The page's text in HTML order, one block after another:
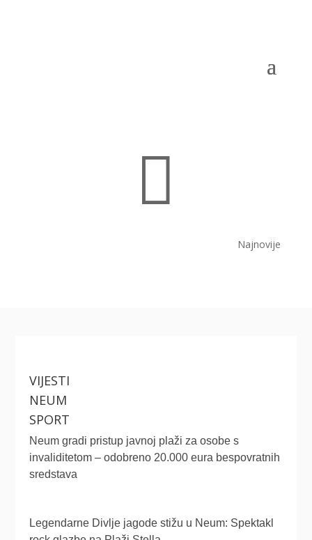

Najnovije
VIJESTI
NEUM
SPORT
Neum gradi pristup javnoj plaži za osobe s
invaliditetom – odobreno 20.000 eura bespovratnih
sredstava
Legendarne Divlje jagode stižu u Neum: Spektakl